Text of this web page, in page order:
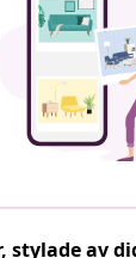
stylade av